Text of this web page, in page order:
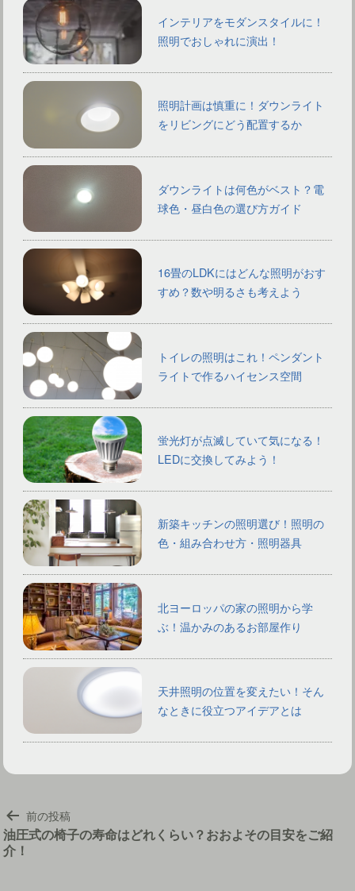
インテリアをモダンスタイルに！
照明でおしゃれに演出！
照明計画は慎重に！ダウンライト
をリビングにどう配置するか
ダウンライトは何色がベスト？電
球色・昼白色の選び方ガイド
16畳のLDKにはどんな照明がおす
すめ？数や明るさも考えよう
トイレの照明はこれ！ペンダント
ライトで作るハイセンス空間
蛍光灯が点滅していて気になる！
LEDに交換してみよう！
新築キッチンの照明選び！照明の
色・組み合わせ方・照明器具
北ヨーロッパの家の照明から学
ぶ！温かみのあるお部屋作り
天井照明の位置を変えたい！そん
なときに役立つアイデアとは
投
稿
ナ
前の投稿
油圧式の椅子の寿命はどれくらい？おおよその目安をご紹
介！